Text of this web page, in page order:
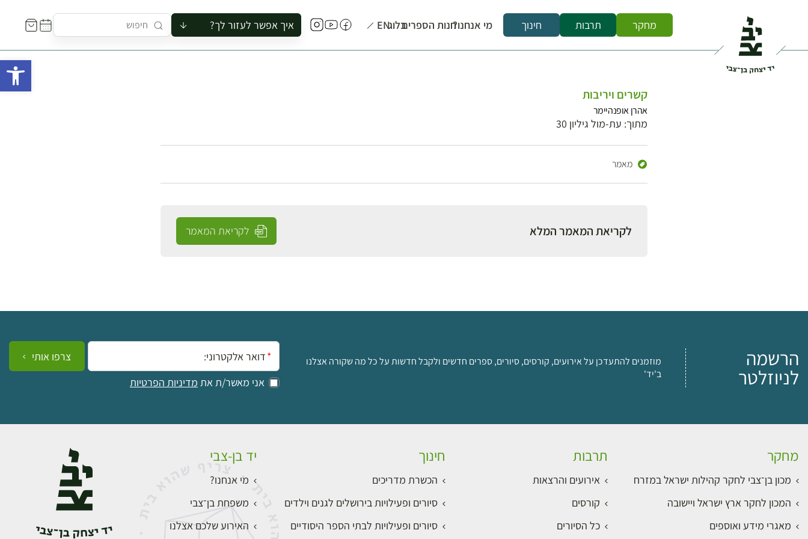
מחקר תרבות חינוך מי אנחנו?חנות הספריםבלוגEN איך אפשר לעזור לך?
להזמין סיור לקבוצה
קשרים ויריבות
אהרן אופנהיימר
מתוך: עת-מול גיליון 30
מאמר
לקריאת המאמר המלא לקריאת המאמר
הרשמה
לניוזלטר
מוזמנים להתעדכן על אירועים, קורסים, סיורים, ספרים חדשים ולקבל חדשות על כל מה שקורה אצלנו
ב'יד'
אימייל:
אני מאשר/ת את מדיניות הפרטיות
צרפו אותי
מחקר
מכון בן־צבי לחקר קהילות ישראל במזרח
המכון לחקר ארץ ישראל ויישובה
מאגרי מידע ואוספים
תרבות
אירועים והרצאות
קורסים
כל הסיורים
חינוך
הכשרת מדריכים
סיורים ופעילויות בירושלים לגנים וילדים
סיורים ופעילויות לבתי הספר היסודיים
יד בן-צבי
מי אנחנו?
משפחת בן־צבי
האירוע שלכם אצלנו